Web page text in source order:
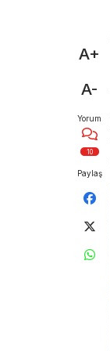
A+
A-
Yorum
10
Paylaş